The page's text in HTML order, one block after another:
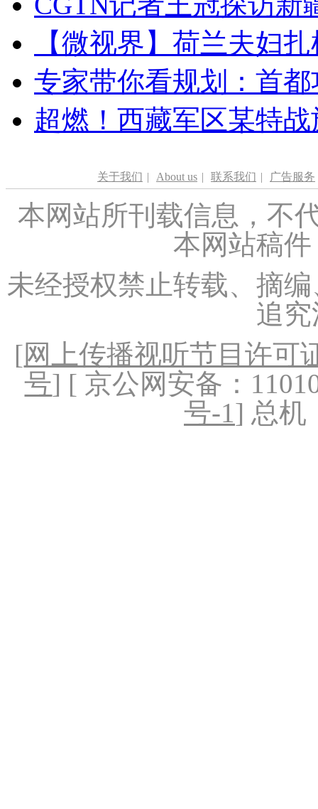
【微视界】荷兰夫妇
专家带你看规划：首
超燃！西藏军区某特
关于我们 | About us | 联系我们 | 广告服务
本网站所刊载信息，不
本网站稿
未经授权禁止转载、摘
追
[网上传播视听节目许可
号] [ 京公网安备：
号-1] 总机